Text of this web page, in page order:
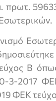
πρωτ.
Β
3-2017
ΦΕΚ